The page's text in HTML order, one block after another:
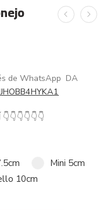
de WhatsApp DA
👇👇👇👇👇👇
Mini 5cm
10cm